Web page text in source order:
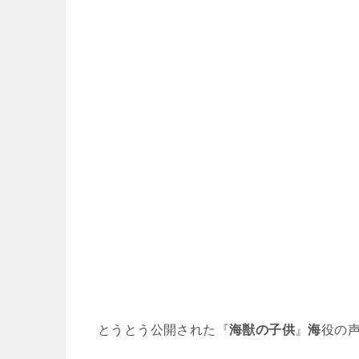
とうとう公開された『海獣の子供 』海役の